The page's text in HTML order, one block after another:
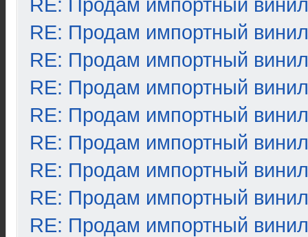
RE: Продам импортный винил
RE: Продам импортный винил
RE: Продам импортный винил
RE: Продам импортный винил
RE: Продам импортный винил
RE: Продам импортный винил
RE: Продам импортный винил
RE: Продам импортный винил
RE: Продам импортный винил